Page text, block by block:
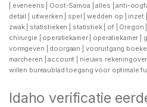
| eveneens | Oost-Samoa | alles | anti-
detail | uitwerken | spel | wedden op | inzet
zwak | statistieken | statistiek | of | Oregon |
chirurgie | operatiekamer | operatiekamer |
vormgeven | doorgaan | vooruitgang
marcheren | account | nieuws
willen bureaublad toegang voor optimale
Idaho verificatie